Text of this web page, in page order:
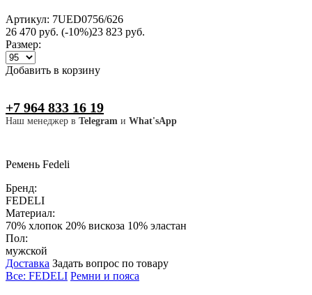
Артикул: 7UED0756/626
26 470 руб. (-10%)23 823 руб.
Размер:
Добавить в корзину
+7 964 833 16 19
Наш менеджер в Telegram и What'sApp
Ремень Fedeli
Бренд:
FEDELI
Материал:
70% хлопок 20% вискоза 10% эластан
Пол:
мужской
Доставка Задать вопрос по товару
Все: FEDELI Ремни и пояса